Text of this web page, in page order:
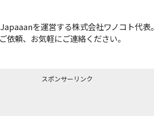
を運営する株式会社ワノコト代表。
依頼、お気軽にご連絡ください。
スポンサーリンク